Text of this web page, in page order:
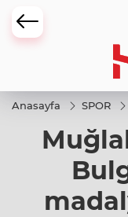
Anasayfa SPOR